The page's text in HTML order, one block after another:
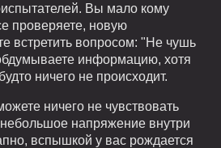
Вы мало кому
проверяете, новую
встретить вопросом: "Не чушь
информацию, хотя
ничего не происходит.
ничего не чувствовать
напряжение внутри
вспышкой у вас рождается